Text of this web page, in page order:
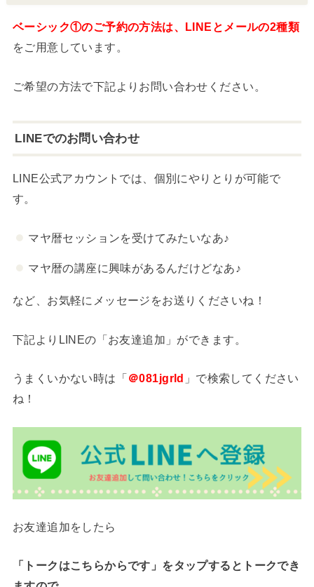
ベーシック①のご予約の方法は、LINEとメールの2種類
をご用意しています。
ご希望の方法で下記よりお問い合わせください。
LINEでのお問い合わせ
LINE公式アカウントでは、個別にやりとりが可能で
す。
マヤ暦セッションを受けてみたいなあ♪
マヤ暦の講座に興味があるんだけどなあ♪
など、お気軽にメッセージをお送りくださいね！
下記よりLINEの「お友達追加」ができます。
うまくいかない時は「＠081jgrld 」で検索してください
ね！
お友達追加をしたら
「トークはこちらからです」をタップするとトークでき